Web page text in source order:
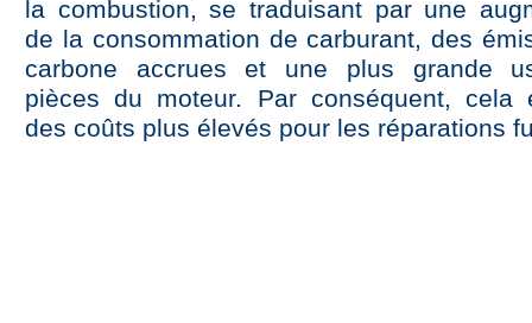
la combustion, se traduisant par une
de la consommation de carburant, des
carbone accrues et une plus grande
pièces du moteur. Par conséquent, cela
des coûts plus élevés pour les réparations